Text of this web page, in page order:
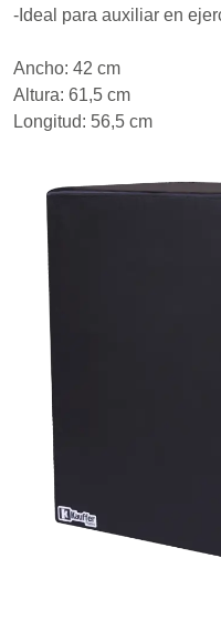
-Ideal para auxiliar en
Ancho: 42 cm
Altura: 61,5 cm
Longitud: 56,5 cm